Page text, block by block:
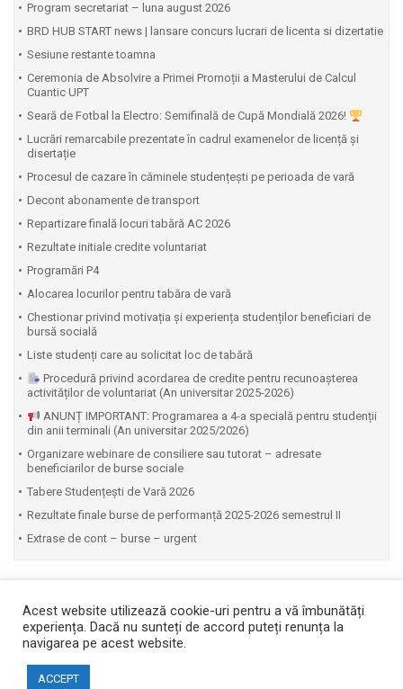
Program secretariat – luna august 2026
BRD HUB START news | lansare concurs lucrari de licenta si dizertatie
Sesiune restante toamna
Ceremonia de Absolvire a Primei Promoții a Masterului de Calcul
Cuantic UPT
⁠Seară de Fotbal la Electro: Semifinală de Cupă Mondială 2026!
Lucrări remarcabile prezentate în cadrul examenelor de licență și
disertație
Procesul de cazare în căminele studențești pe perioada de vară
Decont abonamente de transport
Repartizare finală locuri tabără AC 2026
Rezultate initiale credite voluntariat
Programări P4
Alocarea locurilor pentru tabăra de vară
Chestionar privind motivația și experiența studenților beneficiari de
bursă socială
Liste studenți care au solicitat loc de tabără
Procedură privind acordarea de credite pentru recunoașterea
activităților de voluntariat (An universitar 2025-2026)
ANUNȚ IMPORTANT: Programarea a 4-a specială pentru studenții
din anii terminali (An universitar 2025/2026)
Organizare webinare de consiliere sau tutorat – adresate
beneficiarilor de burse sociale
Tabere Studențești de Vară 2026
Rezultate finale burse de performanță 2025-2026 semestrul II
Extrase de cont – burse – urgent
Acest website utilizează cookie-uri pentru a vă îmbunătăți
experiența. Dacă nu sunteți de accord puteți renunța la
navigarea pe acest website.
ACCEPT